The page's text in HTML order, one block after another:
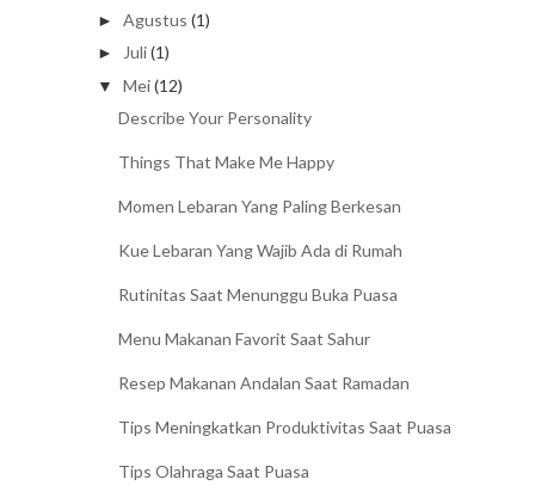
► Agustus (1)
► Juli(1)
▼ Mei(12)
Describe Your Personality
Things That Make Me Happy
Momen Lebaran Yang Paling Berkesan
Kue Lebaran Yang Wajib Ada di Rumah
Rutinitas Saat Menunggu Buka Puasa
Menu Makanan Favorit Saat Sahur
Resep Makanan Andalan Saat Ramadan
Tips Meningkatkan Produktivitas Saat Puasa
Tips Olahraga Saat Puasa